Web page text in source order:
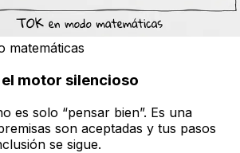
matemáticas
motor silencioso
es solo “pensar bien”. Es una
son aceptadas y tus pasos
se sigue.